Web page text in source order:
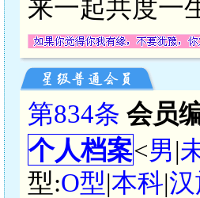
来一起共度一
第834条 会员
个人档案<男|
型:O型|本科|